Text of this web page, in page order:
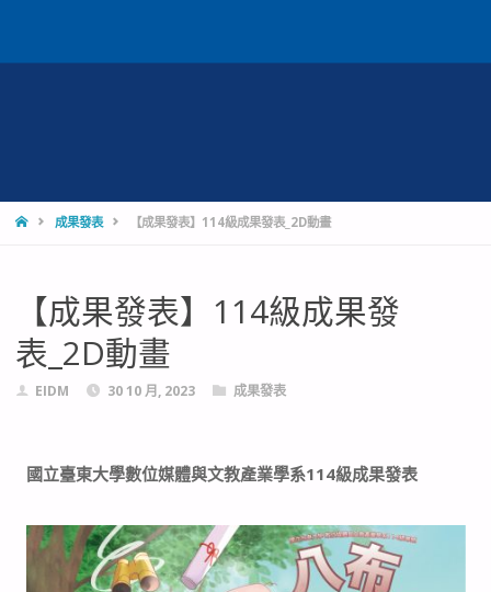
成果發表 【成果發表】114級成果發表_2D動畫
【成果發表】114級成果發
表_2D動畫
EIDM 30 10 月, 2023 成果發表
國立臺東大學數位媒體與文教產業學系114級成果發表